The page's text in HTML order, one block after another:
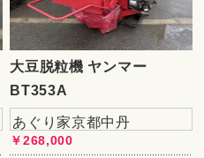
大豆脱粒機 ヤンマー
BT353A
あぐり家京都中丹
￥268,000